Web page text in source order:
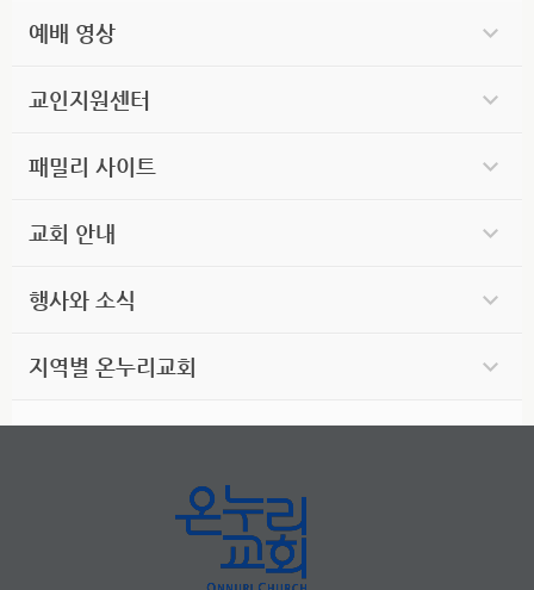
예배 영상
교인지원센터
패밀리 사이트
교회 안내
행사와 소식
지역별 온누리교회